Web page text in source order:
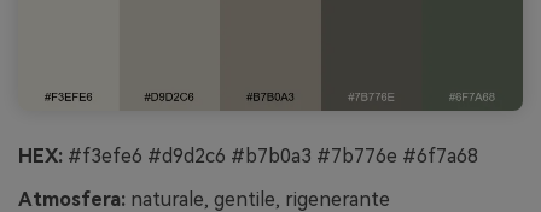
HEX: #f3efe6 #d9d2c6 #b7b0a3 #7b776e #6f7a68
Atmosfera: naturale, gentile, rigenerante